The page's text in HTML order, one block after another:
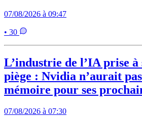
07/08/2026 à 09:47
• 30
L’industrie de l’IA prise
piège : Nvidia n’aurait pas
mémoire pour ses
07/08/2026 à 07:30